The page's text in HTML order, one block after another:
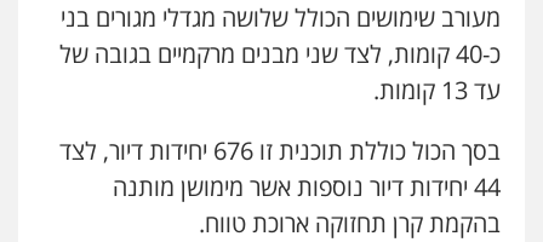
מעורב שימושים הכולל שלושה מגדלי מגורים בני
כ-40 קומות, לצד שני מבנים מרקמיים בגובה של
עד 13 קומות.
בסך הכול כוללת תוכנית זו 676 יחידות דיור, לצד
44 יחידות דיור נוספות אשר מימושן מותנה
בהקמת קרן תחזוקה ארוכת טווח.
עו"ד ד"ר איתן פינקלשטיין
ייעוץ לעורכי דין
מצגר ושות', חברת עורכי דין
נדל"ן / עסקים משפחה תעבורה כלכלי
הוצאה לפועל